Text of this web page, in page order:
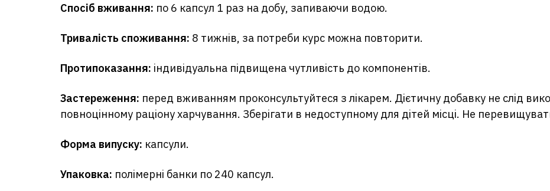
Спосіб вживання: по 6 капсул 1 раз на добу, запиваючи водою.
Тривалість споживання: 8 тижнів, за потреби курс можна повторити.
Протипоказання: індивідуальна підвищена чутливість до компонентів.
Застереження: перед вживанням проконсультуйтеся з лікарем. Дієтичну добавку не слід
повноцінному раціону харчування. Зберігати в недоступному для дітей місці. Не
Форма випуску: капсули.
Упаковка: полімерні банки по 240 капсул.